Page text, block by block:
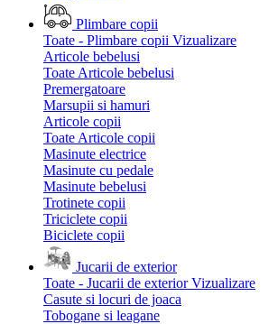
Plimbare copii
Toate - Plimbare copii Vizualizare
Articole bebelusi
Toate Articole bebelusi
Premergatoare
Marsupii si hamuri
Articole copii
Toate Articole copii
Masinute electrice
Masinute cu pedale
Masinute bebelusi
Trotinete copii
Triciclete copii
Biciclete copii
Jucarii de exterior
Toate - Jucarii de exterior Vizualizare
Casute si locuri de joaca
Tobogane si leagane